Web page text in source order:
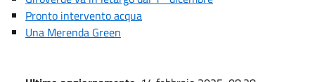
Pronto intervento acqua
Una Merenda Green